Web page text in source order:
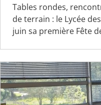
Tables rondes,
de terrain : le Lycée
juin sa première Fête